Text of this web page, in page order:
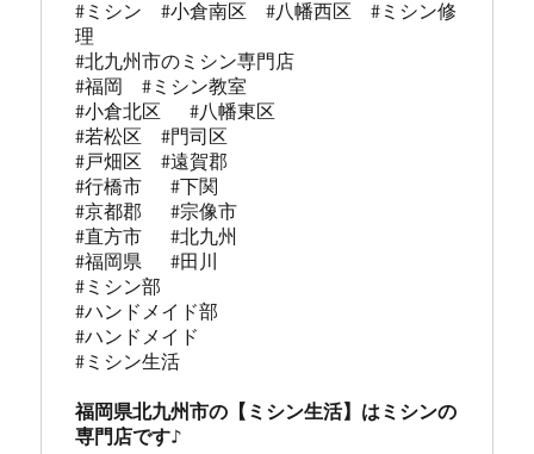
#ミシン  #小倉南区  #八幡西区  #ミシン修
理
#北九州市のミシン専門店
#福岡  #ミシン教室
#小倉北区   #八幡東区
#若松区  #門司区
#戸畑区  #遠賀郡
#行橋市   #下関
#京都郡   #宗像市
#直方市   #北九州
#福岡県   #田川
#ミシン部
#ハンドメイド部
#ハンドメイド
#ミシン生活
福岡県北九州市の【ミシン生活】はミシンの
専門店です♪